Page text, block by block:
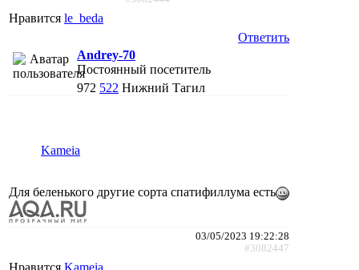
Нравится le_beda
Ответить
Andrey-70
Постоянный посетитель
972 522 Нижний Тагил
Kameia
Для беленького другие сорта спатифиллума есть
03/05/2023 19:22:28
#3082447
Нравится Kameia